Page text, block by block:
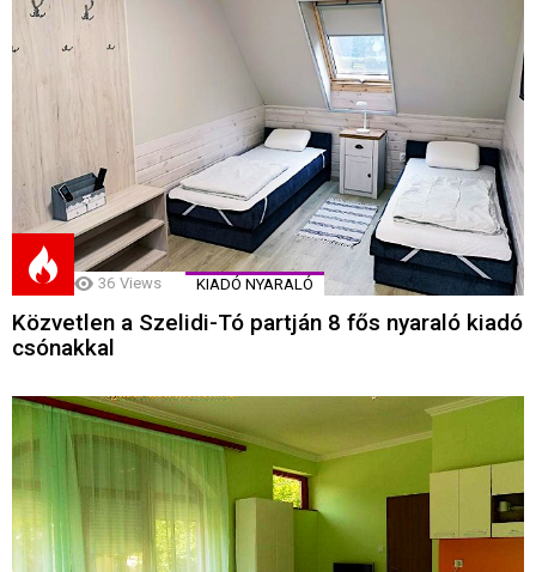
36 Views KIADÓ NYARALÓ
Közvetlen a Szelidi-Tó partján 8 fős nyaraló kiadó
csónakkal